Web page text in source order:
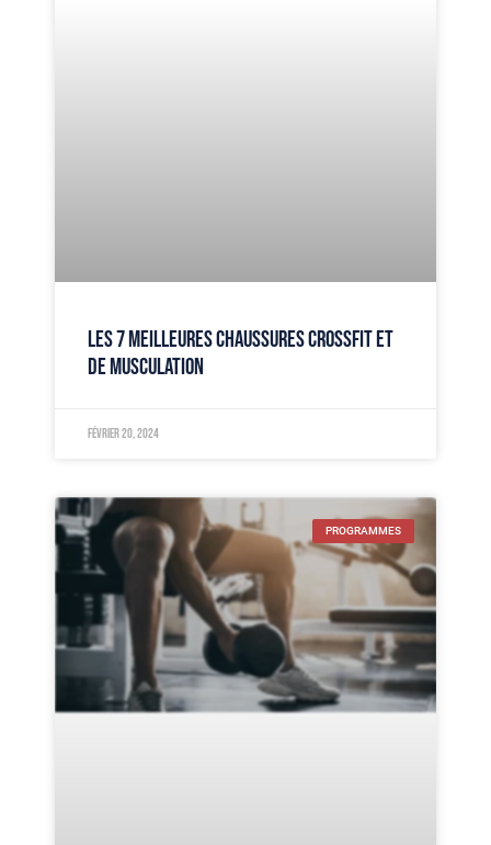
LES 7 MEILLEURES CHAUSSURES CROSSFIT ET
DE MUSCULATION
février 20, 2024
PROGRAMMES